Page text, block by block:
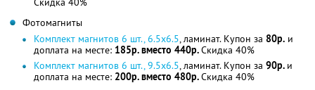
Фотомагниты
Комплект магнитов 6 шт., 6.5х6.5, ламинат. Купон за 80р. и
доплата на месте: 185р. вместо 440р.Скидка 40%
Комплект магнитов 6 шт., 9.5х6.5, ламинат. Купон за 90р. и
доплата на месте: 200р. вместо 480р.Скидка 40%